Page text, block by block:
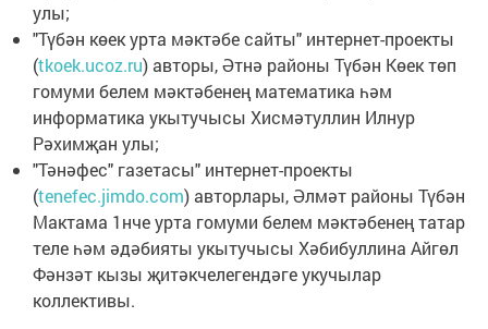
улы;
"Түбән көек урта мәктәбе сайты" интернет-проекты
(tkoek.ucoz.ru) авторы, Әтнә районы Түбән Көек төп
гомуми белем мәктәбенең математика һәм
информатика укытучысы Хисмәтуллин Илнур
Рәхимҗан улы;
"Тәнәфес" газетасы" интернет-проекты
(tenefec.jimdo.com) авторлары, Әлмәт районы Түбән
Мактама 1нче урта гомуми белем мәктәбенең татар
теле һәм әдәбияты укытучысы Хәбибуллина Айгөл
Фәнзәт кызы җитәкчелегендәге укучылар
коллективы.